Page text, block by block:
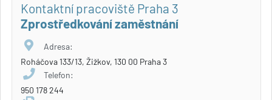
Kontaktní pracoviště Praha 3
Zprostředkování zaměstnání
Adresa:
Roháčova 133/13, Žižkov, 130 00 Praha 3
Telefon:
950 178 244